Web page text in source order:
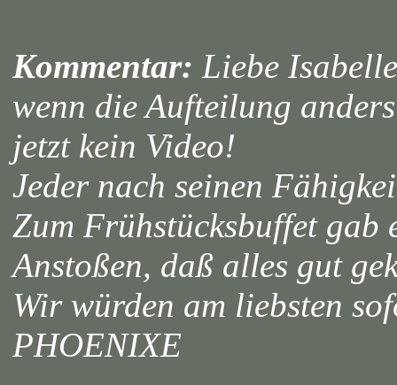
Kommentar: Liebe
wenn die Aufteilung
jetzt kein Video!
Jeder nach seinen
Zum Frühstücksbuffet gab
Anstoßen, daß alles gut
Wir würden am liebsten
PHOENIXE